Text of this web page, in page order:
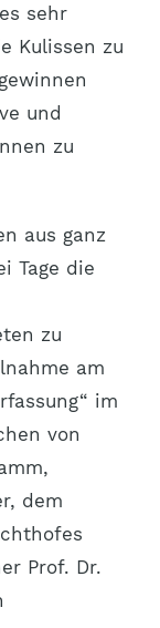
sehr
Kulissen zu
und
zu
aus ganz
Tage die
zu
am
im
von
dem
Prof. Dr.